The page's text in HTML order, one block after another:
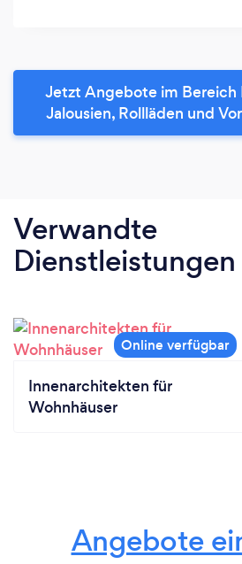
Jetzt Angebote im Bereich
Jalousien, Rollläden und
Verwandte
Dienstleistungen
Innenarchitekten für
Wohnhäuser
Angebote